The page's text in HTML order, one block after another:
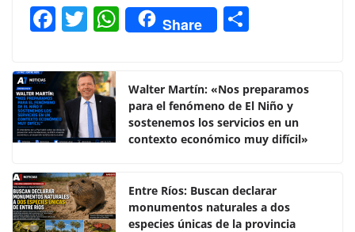
F
c
e
b
o
o
k
T
itt
er
W
h
s
A
p
Share
p
ar
tir
Walter Martín: «Nos preparamos
para el fenómeno de El Niño y
sostenemos los servicios en un
contexto económico muy difícil»
Entre Ríos: Buscan declarar
monumentos naturales a dos
especies únicas de la provincia